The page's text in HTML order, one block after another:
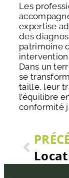
Les
expertise
des
patrimoine
Dans un
se
taille, leur
l’équilibre
conformité